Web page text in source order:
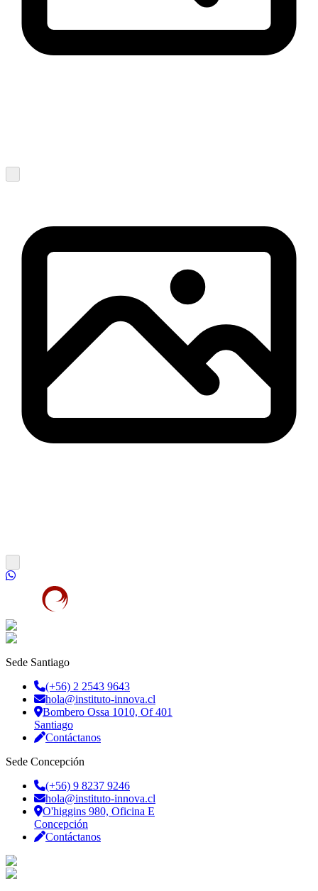
Sede Santiago
(+56) 2 2543 9643
hola@instituto-innova.cl
Bombero Ossa 1010, Of 401
Santiago
Contáctanos
Sede Concepción
(+56) 9 8237 9246
hola@instituto-innova.cl
O'higgins 980, Oficina E
Concepción
Contáctanos